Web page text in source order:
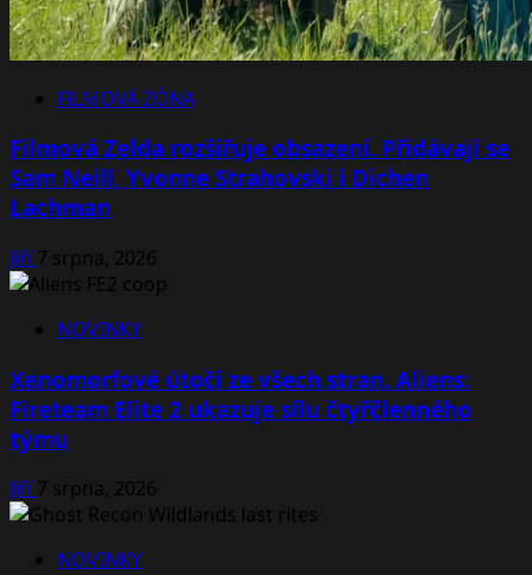
FILMOVÁ ZÓNA
Filmová Zelda rozšiřuje obsazení. Přidávají se
Sam Neill, Yvonne Strahovski i Dichen
Lachman
Jiří7 srpna, 2026
NOVINKY
Xenomorfové útočí ze všech stran. Aliens:
Fireteam Elite 2 ukazuje sílu čtyřčlenného
týmu
Jiří7 srpna, 2026
NOVINKY